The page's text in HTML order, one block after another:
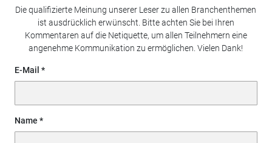
Die qualifizierte Meinung unserer Leser zu allen Branchenthemen
ist ausdrücklich erwünscht. Bitte achten Sie bei Ihren
Kommentaren auf die Netiquette, um allen Teilnehmern eine
angenehme Kommunikation zu ermöglichen. Vielen Dank!
E-Mail
Name